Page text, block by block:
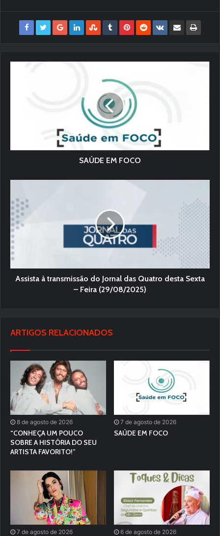
SAÚDE EM FOCO
Assista à transmissão do Jornal das Quatro desta Sexta
– Feira (29/08/2025)
ARTIGOS RELACIONADOS
8 de agosto de 2026
“CONHEÇA UM POUCO
SOBRE A HISTÓRIA DO SEU
ARTISTA FAVORITO!”
7 de agosto de 2026
SAÚDE EM FOCO
7 de agosto de 2026 6 de agosto de 2026